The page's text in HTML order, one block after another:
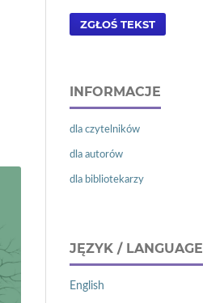
ZGŁOŚ TEKST
INFORMACJE
dla czytelników
dla autorów
dla bibliotekarzy
JĘZYK / LANGUAGE
English